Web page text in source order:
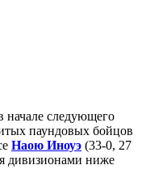
следующего
паундовых бойцов
Наою Иноуэ (33-0, 27
дивизионами ниже